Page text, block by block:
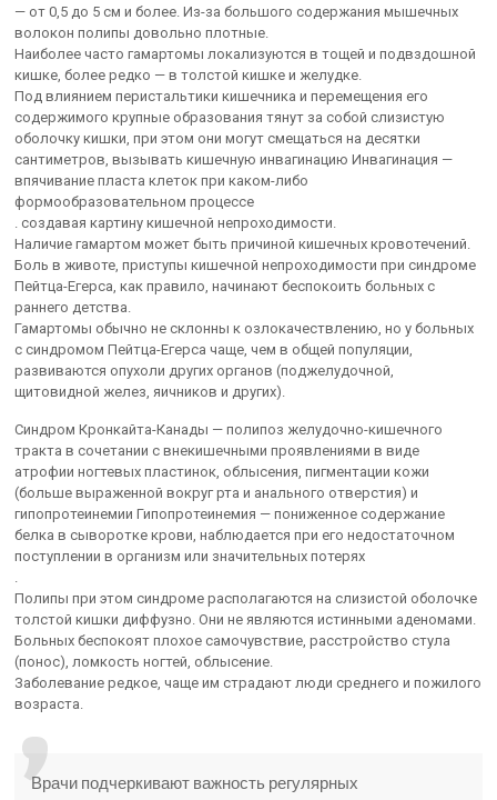
— от 0,5 до 5 см и более. Из-за большого содержания мышечных
волокон полипы довольно плотные.
Наиболее часто гамартомы локализуются в тощей и подвздошной
кишке, более редко — в толстой кишке и желудке.
Под влиянием перистальтики кишечника и перемещения его
содержимого крупные образования тянут за собой слизистую
оболочку кишки, при этом они могут смещаться на десятки
сантиметров, вызывать кишечную инвагинацию Инвагинация —
впячивание пласта клеток при каком-либо
формообразовательном процессе
. создавая картину кишечной непроходимости.
Наличие гамартом может быть причиной кишечных кровотечений.
Боль в животе, приступы кишечной непроходимости при синдроме
Пейтца-Егерса, как правило, начинают беспокоить больных с
раннего детства.
Гамартомы обычно не склонны к озлокачествлению, но у больных
с синдромом Пейтца-Егерса чаще, чем в общей популяции,
развиваются опухоли других органов (поджелудочной,
щитовидной желез, яичников и других).
Синдром Кронкайта-Канады — полипоз желудочно-кишечного
тракта в сочетании с внекишечными проявлениями в виде
атрофии ногтевых пластинок, облысения, пигментации кожи
(больше выраженной вокруг рта и анального отверстия) и
гипопротеинемии Гипопротеинемия — пониженное содержание
белка в сыворотке крови, наблюдается при его недостаточном
поступлении в организм или значительных потерях
.
Полипы при этом синдроме располагаются на слизистой оболочке
толстой кишки диффузно. Они не являются истинными аденомами.
Больных беспокоят плохое самочувствие, расстройство стула
(понос), ломкость ногтей, облысение.
Заболевание редкое, чаще им страдают люди среднего и пожилого
возраста.
Врачи подчеркивают важность регулярных